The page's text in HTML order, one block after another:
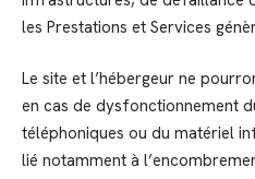
les Prestations et Services
Le site et l’hébergeur ne
en cas de dysfonctionnement
téléphoniques ou du matériel
lié notamment à